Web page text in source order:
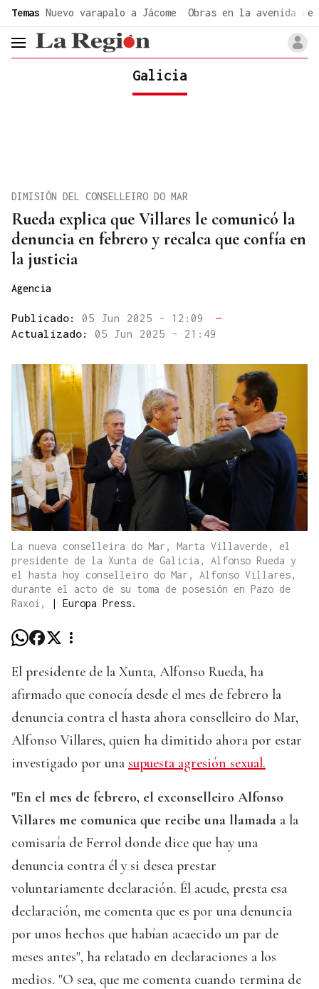
Temas Nuevo varapalo a Jácome Obras en la avenida de
header.menu.open
Galicia
Rueda explica que Villares le comunicó la
denuncia en febrero y recalca que confía en
la justicia
DIMISIÓN DEL CONSELLEIRO DO MAR
Agencia
Publicado: 05 Jun 2025 - 12:09
—
Actualizado: 05 Jun 2025 - 21:49
La nueva conselleira do Mar, Marta Villaverde, el
presidente de la Xunta de Galicia, Alfonso Rueda y
el hasta hoy conselleiro do Mar, Alfonso Villares,
durante el acto de su toma de posesión en Pazo de
Raxoi,
| Europa Press.
El presidente de la Xunta, Alfonso Rueda, ha
afirmado que conocía desde el mes de febrero la
denuncia contra el hasta ahora conselleiro do Mar,
Alfonso Villares, quien ha dimitido ahora por estar
investigado por una supuesta agresión sexual.
"En el mes de febrero, el exconselleiro Alfonso
Villares me comunica que recibe una llamada a la
comisaría de Ferrol donde dice que hay una
denuncia contra él y si desea prestar
voluntariamente declaración. Él acude, presta esa
declaración, me comenta que es por una denuncia
por unos hechos que habían acaecido un par de
meses antes", ha relatado en declaraciones a los
medios. "O sea, que me comenta cuando termina de